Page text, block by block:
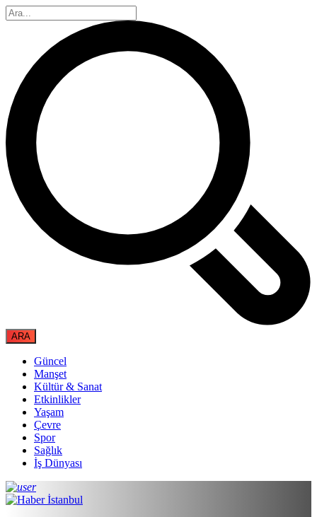
Güncel
Manşet
Kültür & Sanat
Etkinlikler
Yaşam
Çevre
Spor
Sağlık
İş Dünyası